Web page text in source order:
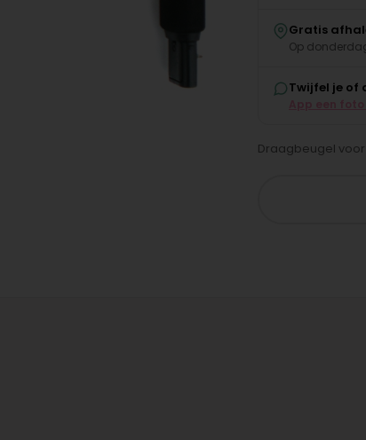
Gratis
Op
Twijfel je of
Draagbeugel